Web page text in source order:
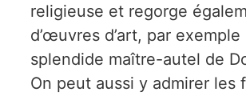
religieuse et regorge
d’œuvres d’art, par exemple
splendide maître-autel de
On peut aussi y admirer les